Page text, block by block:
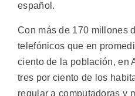
español.
Con más de 170 millones
telefónicos que en
ciento de la población, en
tres por ciento de los
regular a computadoras y